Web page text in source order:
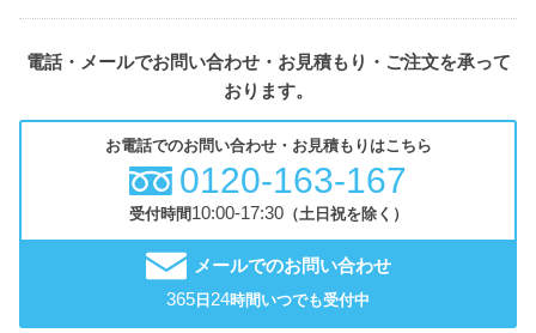
電話・メールでお問い合わせ・お見積もり・ご注文を承って
おります。
お電話でのお問い合わせ・お見積もりはこちら
0120-163-167
受付時間10:00-17:30（土日祝を除く）
メールでのお問い合わせ
365日24時間いつでも受付中